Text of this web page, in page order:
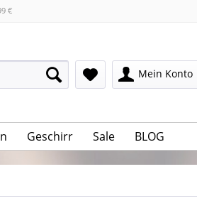
€
Mein Konto
Geschirr Sale BLOG